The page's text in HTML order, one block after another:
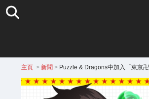
主頁 > 新聞 > Puzzle & Dragons中加入「東京